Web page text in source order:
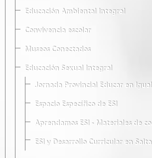
Educación Ambiental Integral
Convivencia escolar
Museos Conectados
Educación Sexual Integral
Jornada Provincial Educar en
Espacio Específico de ESI
Aprendamos ESI - Materiales de
ESI y Desarrollo Curricular en Salta